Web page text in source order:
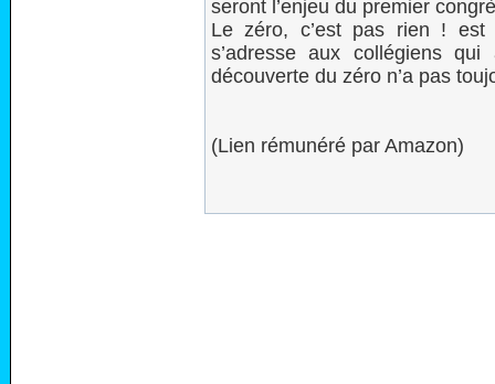
seront l’enjeu du premier
Le zéro, c’est pas rien ! est
s’adresse aux collégiens qui
découverte du zéro n’a pas
(Lien rémunéré par Amazon)